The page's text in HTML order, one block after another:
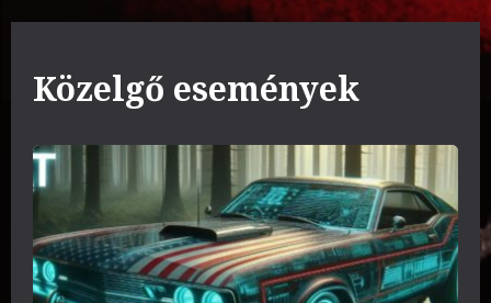
Közelgő események